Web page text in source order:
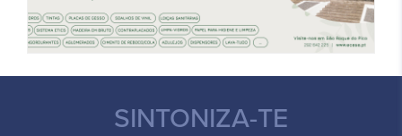
SINTONIZA-TE